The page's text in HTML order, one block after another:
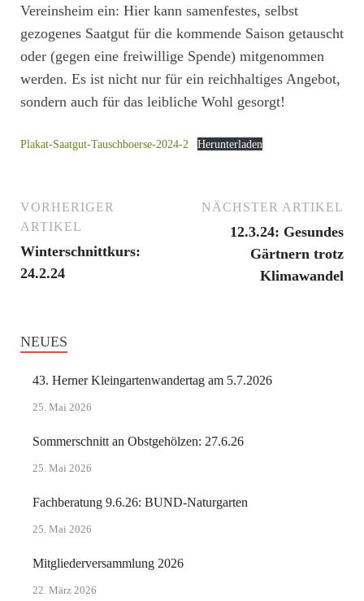
Vereinsheim ein: Hier kann samenfestes, selbst
gezogenes Saatgut für die kommende Saison getauscht
oder (gegen eine freiwillige Spende) mitgenommen
werden. Es ist nicht nur für ein reichhaltiges Angebot,
sondern auch für das leibliche Wohl gesorgt!
Plakat-Saatgut-Tauschboerse-2024-2 Herunterladen
VORHERIGER
ARTIKEL
Winterschnittkurs:
24.2.24
NÄCHSTER ARTIKEL
12.3.24: Gesundes
Gärtnern trotz
Klimawandel
NEUES
43. Herner Kleingartenwandertag am 5.7.2026
25. Mai 2026
Sommerschnitt an Obstgehölzen: 27.6.26
25. Mai 2026
Fachberatung 9.6.26: BUND-Naturgarten
25. Mai 2026
Mitgliederversammlung 2026
22. März 2026